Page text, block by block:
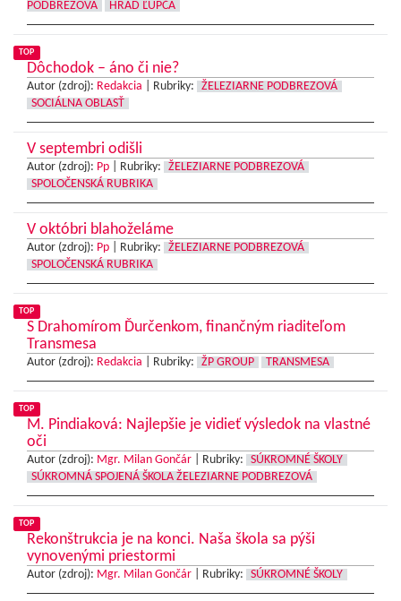
PODBREZOVÁ HRAD ĽUPČA
TOP
Dôchodok – áno či nie?
Autor (zdroj): Redakcia Rubriky:
ŽELEZIARNE PODBREZOVÁ
SOCIÁLNA OBLASŤ
V septembri odišli
Autor (zdroj): Pp Rubriky:
ŽELEZIARNE PODBREZOVÁ
SPOLOČENSKÁ RUBRIKA
V októbri blahoželáme
Autor (zdroj): Pp Rubriky:
ŽELEZIARNE PODBREZOVÁ
SPOLOČENSKÁ RUBRIKA
TOP
S Drahomírom Ďurčenkom, finančným riaditeľom
Transmesa
Autor (zdroj): Redakcia Rubriky: ŽP GROUP TRANSMESA
TOP
M. Pindiaková: Najlepšie je vidieť výsledok na vlastné
oči
Autor (zdroj): Mgr. Milan Gončár Rubriky:
SÚKROMNÉ ŠKOLY
SÚKROMNÁ SPOJENÁ ŠKOLA ŽELEZIARNE PODBREZOVÁ
TOP
Rekonštrukcia je na konci. Naša škola sa pýši
vynovenými priestormi
Autor (zdroj): Mgr. Milan Gončár Rubriky: SÚKROMNÉ ŠKOLY